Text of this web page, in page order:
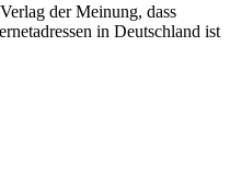
der Meinung, dass
in Deutschland ist